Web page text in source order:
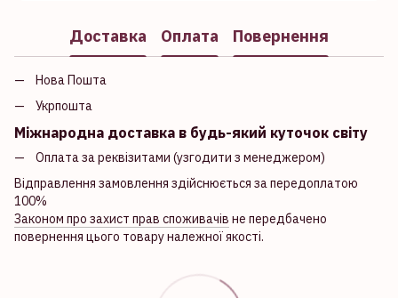
Доставка Оплата Повернення
Нова Пошта
Укрпошта
Міжнародна доставка в будь-який куточок світу
Оплата за реквізитами (узгодити з менеджером)
Відправлення замовлення здійснюється за передоплатою
100%
Законом про захист прав споживачів не передбачено
повернення цього товару належної якості.